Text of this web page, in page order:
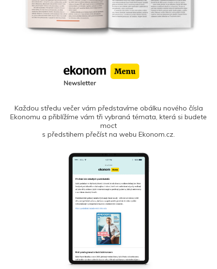
Každou středu večer vám představíme obálku nového čísla
Ekonomu a přiblížíme vám tři vybraná témata, která si budete
moct
s předstihem přečíst na webu Ekonom.cz.